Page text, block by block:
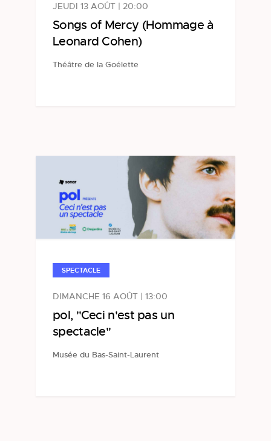
JEUDI 13 AOÛT | 20:00
Songs of Mercy (Hommage à
Leonard Cohen)
Théâtre de la Goélette
SPECTACLE
DIMANCHE 16 AOÛT | 13:00
pol, "Ceci n'est pas un
spectacle"
Musée du Bas-Saint-Laurent